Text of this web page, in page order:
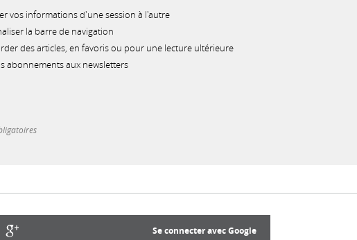
vos informations d'une session à l'autre
la barre de navigation
des articles, en favoris ou pour une lecture ultérieure
abonnements aux newsletters
Se connecter avec Google